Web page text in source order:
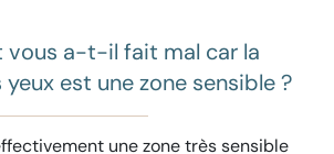
vous a-t-il fait mal car la
est une zone sensible ?
une zone très sensible